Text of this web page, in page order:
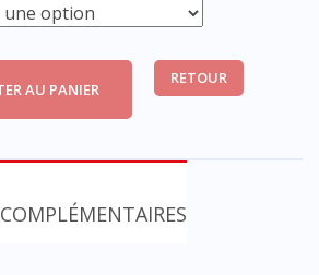
AU PANIER
RETOUR